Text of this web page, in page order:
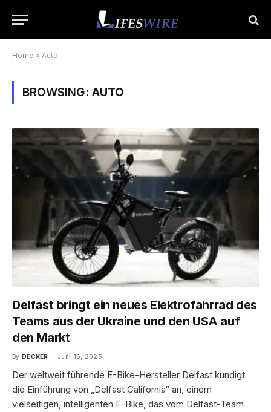
Home » Auto
BROWSING: AUTO
Delfast bringt ein neues Elektrofahrrad des
Teams aus der Ukraine und den USA auf
den Markt
By DECKER Juni 16, 2025
Der weltweit führende E-Bike-Hersteller Delfast kündigt
die Einführung von „Delfast California“ an, einem
vielseitigen, intelligenten E-Bike, das vom Delfast-Team